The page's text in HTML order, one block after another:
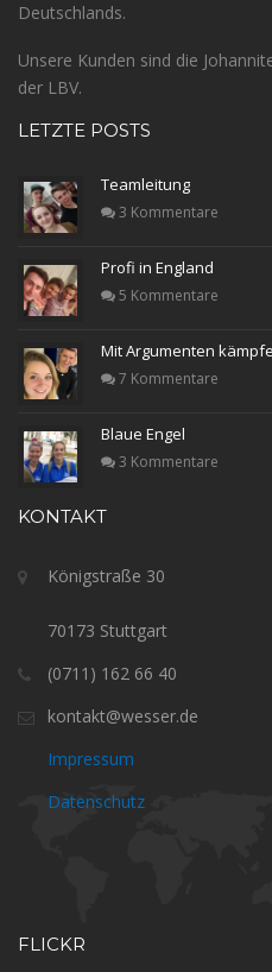
Deutschlands.
Unsere Kunden sind die
der LBV.
LETZTE POSTS
Teamleitung
3 Kommentare
Profi in England
5 Kommentare
Mit Argumenten
7 Kommentare
Blaue Engel
3 Kommentare
KONTAKT
Königstraße 30
70173 Stuttgart
(0711) 162 66 40
kontakt@wesser.de
Impressum
Datenschutz
FLICKR